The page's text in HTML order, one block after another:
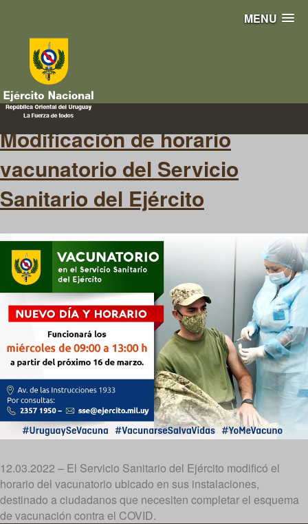
MENU
ServicioSanitario
Modificación de horario
vacunatorio del Servicio
Sanitario del Ejército
12.03.2022 – El Servicio Sanitario del Ejército modificó el
horario del vacunatorio ubicado en sus instalaciones,
destinado a ciudadanos que necesiten completar el esquema
de vacunación contra el COVID.